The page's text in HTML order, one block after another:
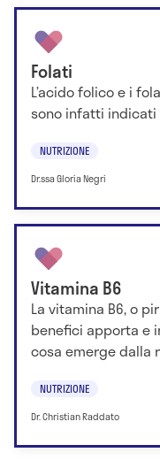
Folati
L’acido folico e i
sono infatti indicati
NUTRIZIONE
Dr.ssa Gloria Negri
Vitamina B6
La vitamina B6, o
benefici apporta e
cosa emerge dalla
NUTRIZIONE
Dr. Christian Raddato